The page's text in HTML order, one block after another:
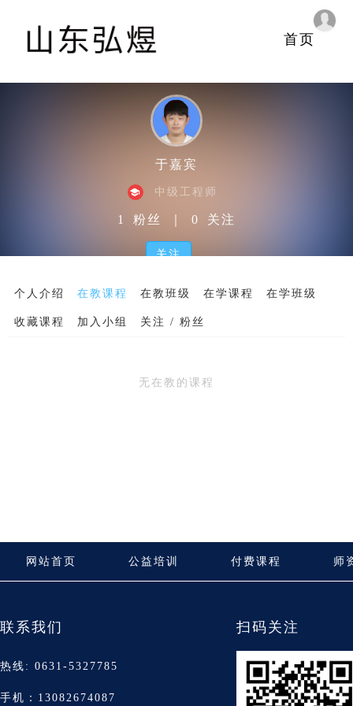
首页
于嘉宾
中级工程师
1 粉丝 0 关注
关注
个人介绍 在教课程 在教班级 在学课程 在学班级
收藏课程 加入小组 关注 / 粉丝
无在教的课程
网站首页 公益培训 付费课程 师
联系我们
热线: 0631-5327785
手机：13082674087
扫码关注